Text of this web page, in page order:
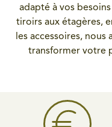
adapté à vos
tiroirs aux étagères,
les accessoires,
transformer votre